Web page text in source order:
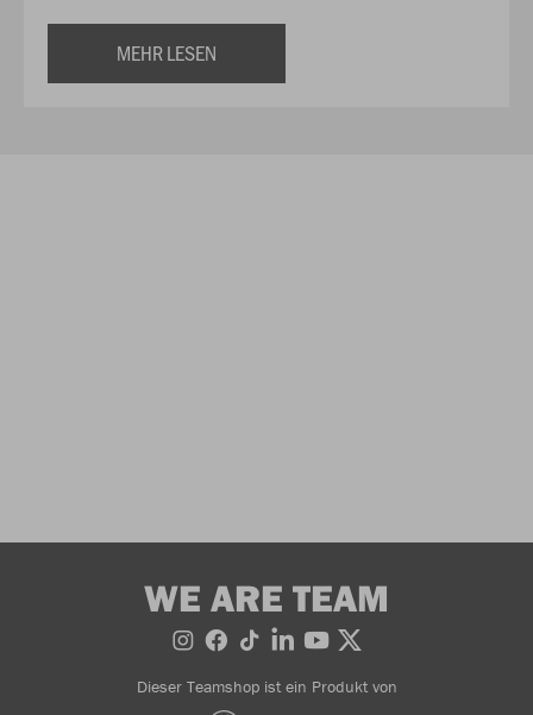
MEHR LESEN
WE ARE TEAM
Dieser Teamshop ist ein Produkt von